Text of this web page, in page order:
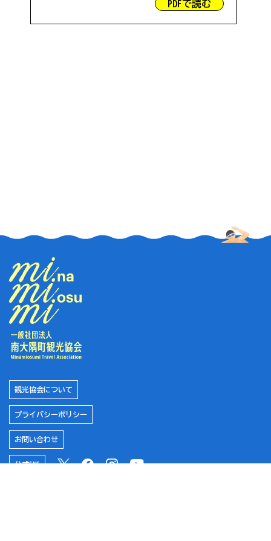
#気持ちいい PDFで読む
観光協会について
プライバシーポリシー
お問い合わせ
公式SNS